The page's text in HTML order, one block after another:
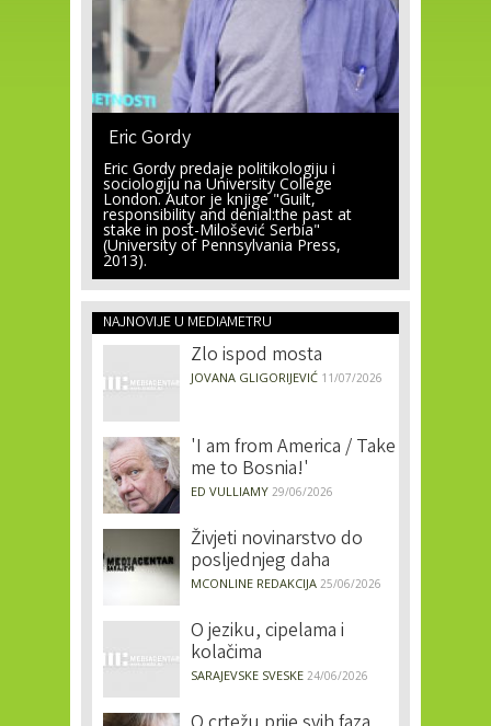
Eric Gordy
Eric Gordy predaje politikologiju i
sociologiju na University College
London. Autor je knjige "Guilt,
responsibility and denial:the past at
stake in post-Milošević Serbia"
(University of Pennsylvania Press,
2013).
NAJNOVIJE U MEDIAMETRU
Zlo ispod mosta
JOVANA GLIGORIJEVIĆ 11/07/2026
'I am from America / Take
me to Bosnia!'
ED VULLIAMY 29/06/2026
Živjeti novinarstvo do
posljednjeg daha
MCONLINE REDAKCIJA 25/06/2026
O jeziku, cipelama i
kolačima
SARAJEVSKE SVESKE 24/06/2026